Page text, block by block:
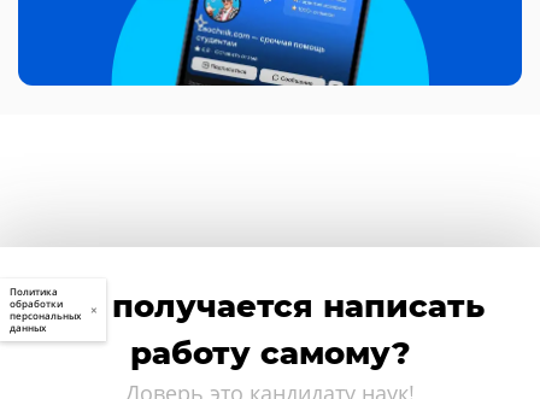
Не получается написать
работу самому?
Доверь это кандидату наук!
Политика
обработки
персональных
данных
×